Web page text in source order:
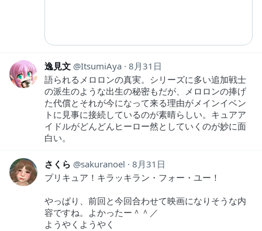
逸見文 ItsumiAya 8月31日
語られるメロロンの真実。シリーズに多い追加戦士
の派生のような出生の秘密もだが、メロロンの捧げ
た代償とそれが今になって来る理由がメインイベン
トに見事に接続しているのが素晴らしい。キュアア
イドルがどんどんヒーロー然としていくのが妙に面
白い。
さくら sakuranoel
8月31日
プリキュア！キラッキラン・フォー・ユー！
やっぱり、前回と今回合わせて映画になりそうな内
容ですね。よかったー＾＾／
ようやくようやく